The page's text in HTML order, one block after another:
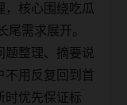
，核心围绕吃瓜
尾需求展开。
题整理、摘要说
不用反复回到首
时优先保证标